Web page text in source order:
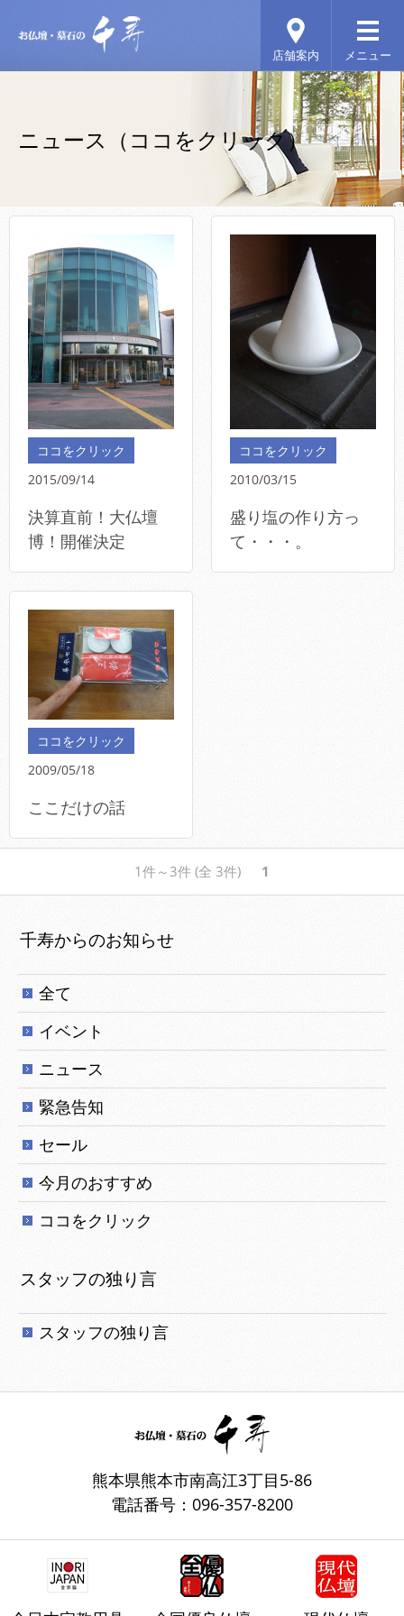
ニュース（ココをクリック）
ココをクリック
2015/09/14
決算直前！大仏壇
博！開催決定
ココをクリック
2010/03/15
盛り塩の作り方っ
て・・・。
ココをクリック
2009/05/18
ここだけの話
1件～3件 (全 3件) 1
千寿からのお知らせ
全て
イベント
ニュース
緊急告知
セール
今月のおすすめ
ココをクリック
スタッフの独り言
スタッフの独り言
熊本県熊本市南高江3丁目5-86
電話番号：096-357-8200